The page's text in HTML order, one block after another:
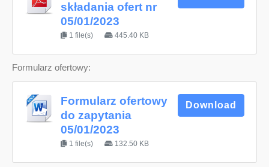
składania ofert nr
05/01/2023
1 file(s) 445.40 KB
Formularz ofertowy:
Formularz ofertowy
do zapytania
05/01/2023
1 file(s) 132.50 KB
Download